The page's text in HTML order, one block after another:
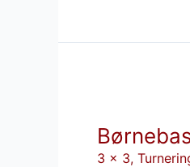
3 x 3,
Dime
inviterer